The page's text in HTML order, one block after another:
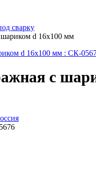
сварку
шариком d 16х100 мм
с